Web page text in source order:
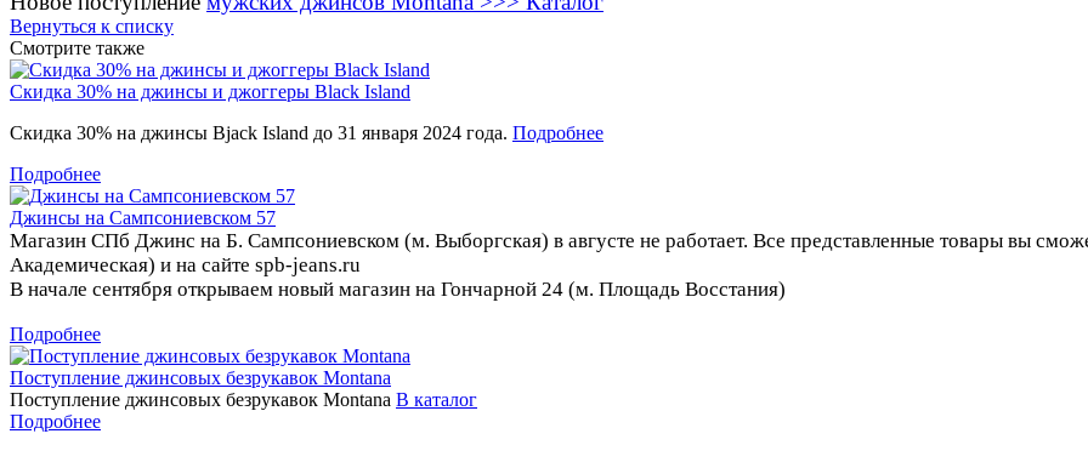
Вернуться к списку
Смотрите также
Скидка 30% на джинсы и джоггеры Black Island
Скидка 30% на джинсы Bjack Island до 31 января 2024 года. Подробнее
Подробнее
Джинсы на Сампсониевском 57
Магазин СПб Джинс на Б. Сампсониевском (м. Выборгская) в августе не работает. Все представленные товары вы
Академическая) и на сайте spb-jeans.ru
В начале сентября открываем новый магазин на Гончарной 24 (м. Площадь Восстания)
Подробнее
Поступление джинсовых безрукавок Montana
Поступление джинсовых безрукавок Montana В каталог
Подробнее